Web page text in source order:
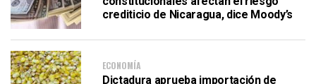
crediticio de Nicaragua, dice Moody’s
ECONOMÍA
Dictadura aprueba importación de